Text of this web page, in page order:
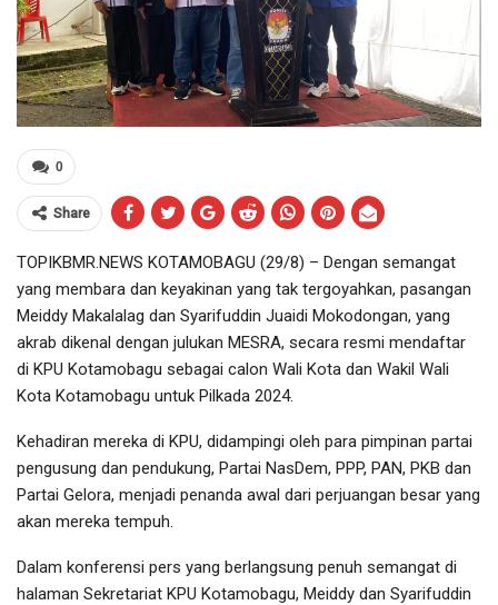
0
Share
TOPIKBMR.NEWS KOTAMOBAGU (29/8) – Dengan semangat
yang membara dan keyakinan yang tak tergoyahkan, pasangan
Meiddy Makalalag dan Syarifuddin Juaidi Mokodongan, yang
akrab dikenal dengan julukan MESRA, secara resmi mendaftar
di KPU Kotamobagu sebagai calon Wali Kota dan Wakil Wali
Kota Kotamobagu untuk Pilkada 2024.
Kehadiran mereka di KPU, didampingi oleh para pimpinan partai
pengusung dan pendukung, Partai NasDem, PPP, PAN, PKB dan
Partai Gelora, menjadi penanda awal dari perjuangan besar yang
akan mereka tempuh.
Dalam konferensi pers yang berlangsung penuh semangat di
halaman Sekretariat KPU Kotamobagu, Meiddy dan Syarifuddin